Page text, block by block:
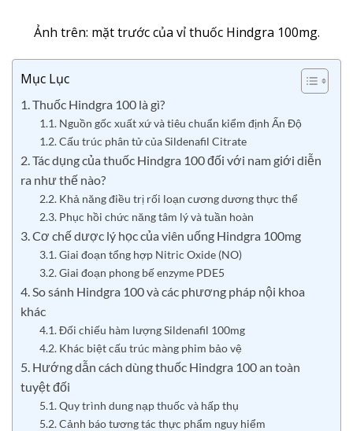
Ảnh trên: mặt trước của vỉ thuốc Hindgra 100mg.
Mục Lục
1. Thuốc Hindgra 100 là gì?
1.1. Nguồn gốc xuất xứ và tiêu chuẩn kiểm định Ấn Độ
1.2. Cấu trúc phân tử của Sildenafil Citrate
2. Tác dụng của thuốc Hindgra 100 đối với nam giới diễn
ra như thế nào?
2.2. Khả năng điều trị rối loạn cương dương thực thể
2.3. Phục hồi chức năng tâm lý và tuần hoàn
3. Cơ chế dược lý học của viên uống Hindgra 100mg
3.1. Giai đoạn tổng hợp Nitric Oxide (NO)
3.2. Giai đoạn phong bế enzyme PDE5
4. So sánh Hindgra 100 và các phương pháp nội khoa
khác
4.1. Đối chiếu hàm lượng Sildenafil 100mg
4.2. Khác biệt cấu trúc màng phim bảo vệ
5. Hướng dẫn cách dùng thuốc Hindgra 100 an toàn
tuyệt đối
5.1. Quy trình dung nạp thuốc và hấp thụ
5.2. Cảnh báo tương tác thực phẩm nguy hiểm